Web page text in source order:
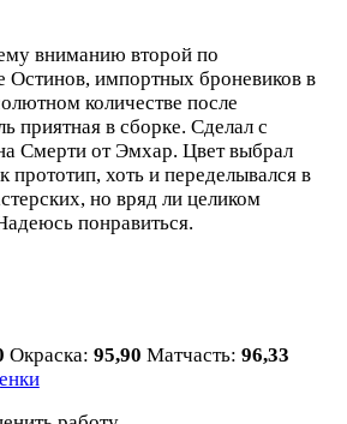
вниманию второй по
Остинов, импортных броневиков в
количестве после
приятная в сборке. Сделал с
Смерти от Эмхар. Цвет выбрал
прототип, хоть и переделывался в
но вряд ли целиком
понравиться.
Окраска: 95,90 Матчасть: 96,33